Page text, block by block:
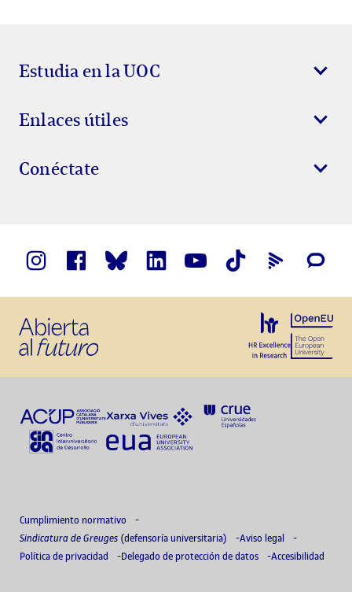
Estudia en la UOC
Enlaces útiles
Conéctate
Cumplimiento normativo
Sindicatura de Greuges (defensoría universitaria)
Aviso legal
Política de privacidad
Delegado de protección de datos Accesibilidad